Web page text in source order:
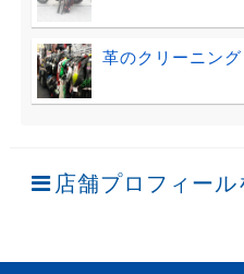
革のクリーニング
店舗プロフィール